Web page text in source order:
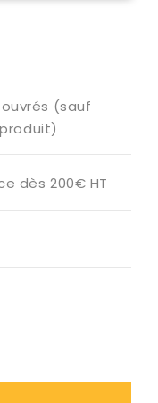
(sauf
dès 200€ HT